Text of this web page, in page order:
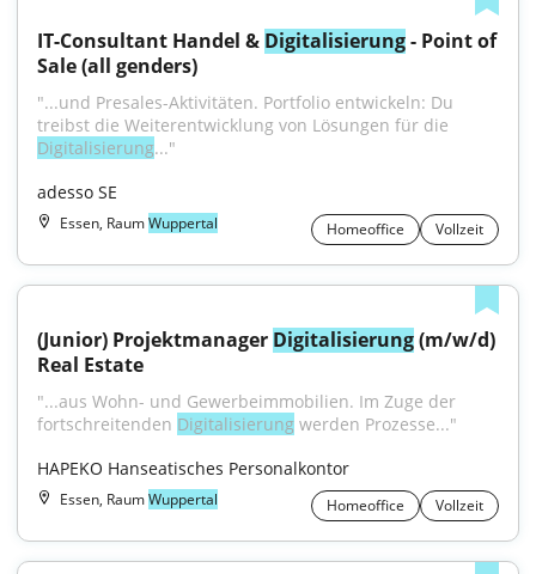
IT-Consultant Handel & Digitalisierung - Point of
Sale (all genders)
"...und Presales-Aktivitäten. Portfolio entwickeln: Du
Digitalisierung..."
adesso SE
Essen, RaumWuppertal Homeoffice Vollzeit
(Junior) Projektmanager Digitalisierung (m/w/d)
Real Estate
"...aus Wohn- und Gewerbeimmobilien. Im Zuge der
fortschreitenden Digitalisierung werden Prozesse..."
HAPEKO Hanseatisches Personalkontor
Essen, RaumWuppertal Homeoffice Vollzeit